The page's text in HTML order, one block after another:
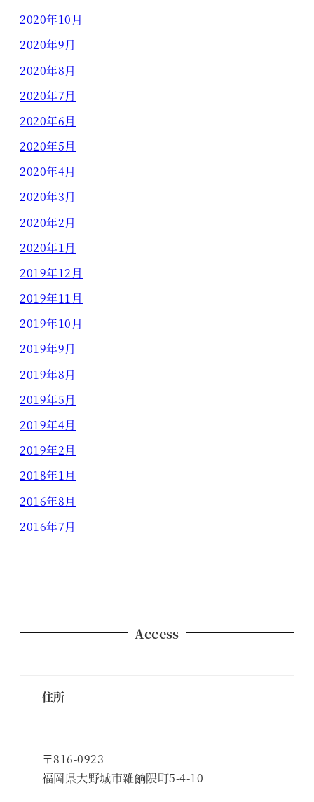
2020年10月
2020年9月
2020年8月
2020年7月
2020年6月
2020年5月
2020年4月
2020年3月
2020年2月
2020年1月
2019年12月
2019年11月
2019年10月
2019年9月
2019年8月
2019年5月
2019年4月
2019年2月
2018年1月
2016年8月
2016年7月
Access
住所
〒816-0923
福岡県大野城市雑餉隈町5-4-10